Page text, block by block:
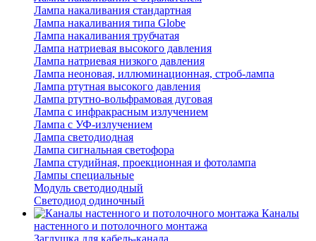
Лампа накаливания стандартная
Лампа накаливания типа Globe
Лампа накаливания трубчатая
Лампа натриевая высокого давления
Лампа натриевая низкого давления
Лампа неоновая, иллюминационная, строб-лампа
Лампа ртутная высокого давления
Лампа ртутно-вольфрамовая дуговая
Лампа с инфракрасным излучением
Лампа с УФ-излучением
Лампа светодиодная
Лампа сигнальная светофора
Лампа студийная, проекционная и фотолампа
Лампы специальные
Модуль светодиодный
Светодиод одиночный
Каналы
настенного и потолочного монтажа
Заглушка для кабель-канала